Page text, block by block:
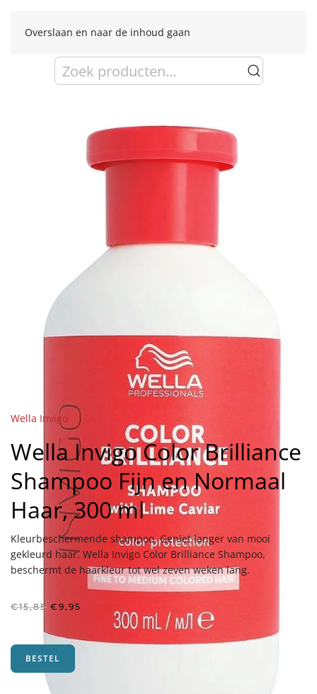
Overslaan en naar de inhoud gaan
Zoeken
naar:
Wella Invigo
Wella Invigo Color Brilliance
Shampoo Fijn en Normaal
Haar, 300 ml
Kleurbeschermende shampoo. Geniet langer van mooi
gekleurd haar. Wella Invigo Color Brilliance Shampoo,
beschermt de haarkleur tot wel zeven weken lang.
€15,85 Oorspronkelijke
€15,85.
€ 9,95
€9,95.
BESTEL